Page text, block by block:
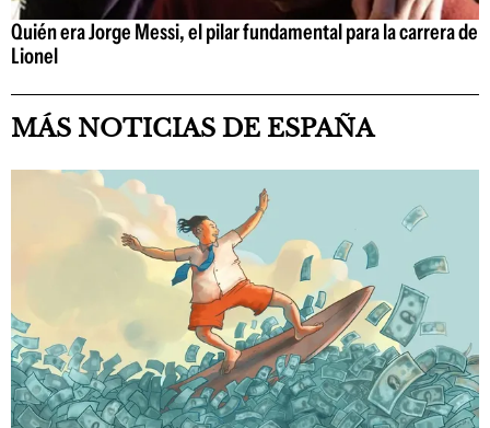
Quién era Jorge Messi, el pilar fundamental para la carrera de
Lionel
MÁS NOTICIAS DE ESPAÑA